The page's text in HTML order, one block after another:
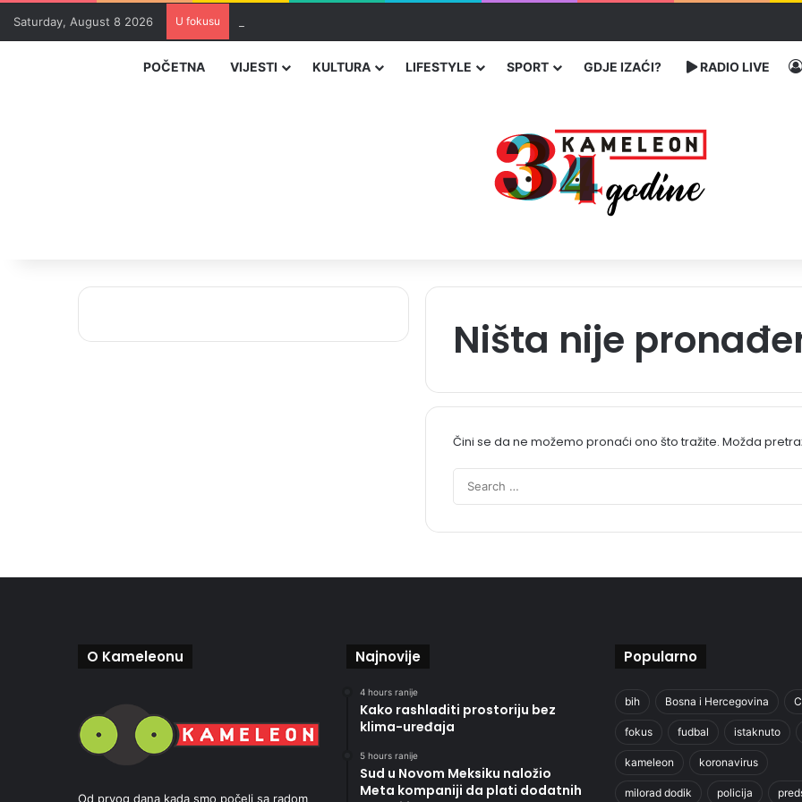
Saturday, August 8 2026 U fokusu
POČETNA VIJESTI KULTURA LIFESTYLE SPORT GDJE IZAĆI? RADIO LIVE
Ništa nije
Čini se da ne možemo pronaći ono što tražite. Možda
O Kameleonu
Od prvog dana kada smo počeli sa radom
Najnovije
4 hours ranije
Kako rashladiti prostoriju bez
klima-uređaja
5 hours ranije
Sud u Novom Meksiku naložio
Meta kompaniji da plati dodatnih
Popularno
bih Bosna i Hercegovina
fokus fudbal istaknuto
kameleon koronavirus
milorad dodik policija